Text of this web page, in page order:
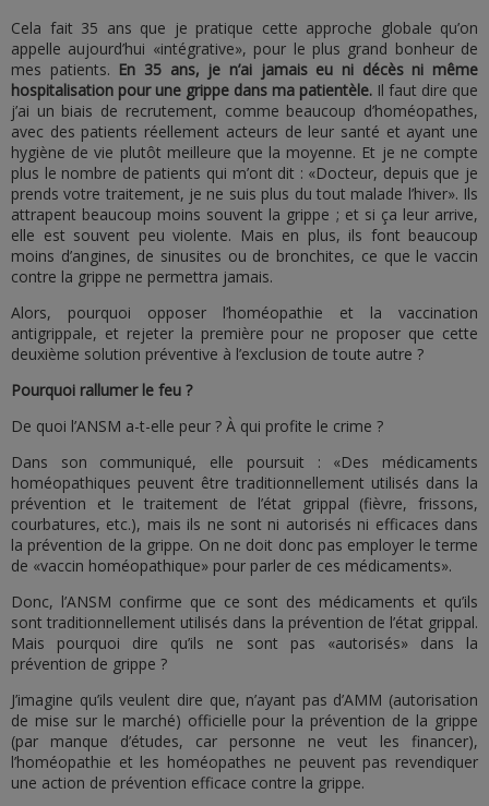
Cela fait 35 ans que je pratique cette approche globale qu’on
appelle aujourd’hui «intégrative», pour le plus grand bonheur de
mes patients. En 35 ans, je n’ai jamais eu ni décès ni même
hospitalisation pour une grippe dans ma patientèle. Il faut dire que
j’ai un biais de recrutement, comme beaucoup d’homéopathes,
avec des patients réellement acteurs de leur santé et ayant une
hygiène de vie plutôt meilleure que la moyenne. Et je ne compte
plus le nombre de patients qui m’ont dit : «Docteur, depuis que je
prends votre traitement, je ne suis plus du tout malade l’hiver». Ils
attrapent beaucoup moins souvent la grippe ; et si ça leur arrive,
elle est souvent peu violente. Mais en plus, ils font beaucoup
moins d’angines, de sinusites ou de bronchites, ce que le vaccin
contre la grippe ne permettra jamais.
Alors, pourquoi opposer l’homéopathie et la vaccination
antigrippale, et rejeter la première pour ne proposer que cette
deuxième solution préventive à l’exclusion de toute autre ?
Pourquoi rallumer le feu ?
De quoi l’ANSM a-t-elle peur ? À qui profite le crime ?
Dans son communiqué, elle poursuit : «Des médicaments
homéopathiques peuvent être traditionnellement utilisés dans la
prévention et le traitement de l’état grippal (fièvre, frissons,
courbatures, etc.), mais ils ne sont ni autorisés ni efficaces dans
la prévention de la grippe. On ne doit donc pas employer le terme
de «vaccin homéopathique» pour parler de ces médicaments».
Donc, l’ANSM confirme que ce sont des médicaments et qu’ils
sont traditionnellement utilisés dans la prévention de l’état grippal.
Mais pourquoi dire qu’ils ne sont pas «autorisés» dans la
prévention de grippe ?
J’imagine qu’ils veulent dire que, n’ayant pas d’AMM (autorisation
de mise sur le marché) officielle pour la prévention de la grippe
(par manque d’études, car personne ne veut les financer),
l’homéopathie et les homéopathes ne peuvent pas revendiquer
une action de prévention efficace contre la grippe.